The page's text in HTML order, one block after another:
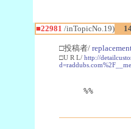
■22981 /inTopicNo.19)
□投稿者/
□U R L/ http://
%%